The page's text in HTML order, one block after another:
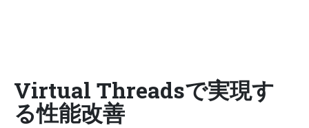
Virtual Threadsで実現す
る性能改善